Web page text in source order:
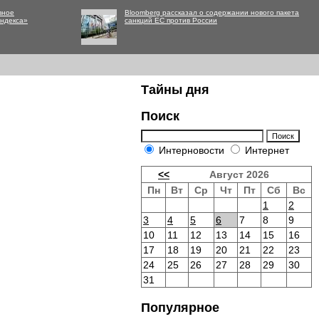
Bloomberg рассказал о содержании нового пакета
санкций ЕС против России
Тайны дня
Поиск
Интерновости Интернет
<<
Август 2026
Пн
Вт Ср Чт Пт Сб
Вс
1
2
3
4 5 6 7 8
9
10
11 12 13 14 15
16
17
18 19 20 21 22
23
24
25 26 27 28 29
30
31
Популярное